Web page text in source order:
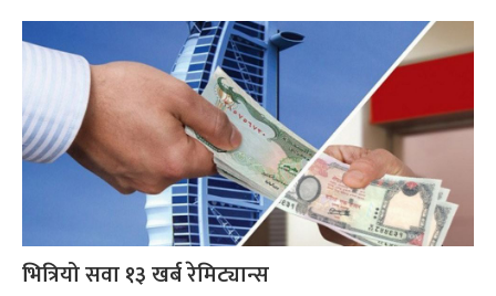
भित्रियो सवा १३ खर्ब रेमिट्यान्स